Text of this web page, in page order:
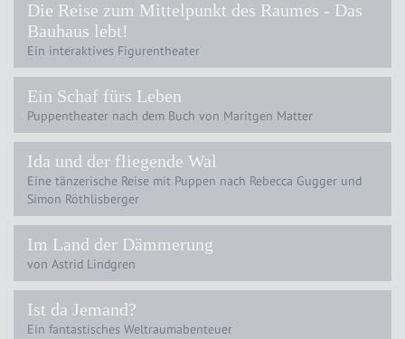
Die Reise zum Mittelpunkt des Raumes - Das
Bauhaus lebt!
Ein interaktives Figurentheater
Ein Schaf fürs Leben
Puppentheater nach dem Buch von Maritgen Matter
Ida und der fliegende Wal
Eine tänzerische Reise mit Puppen nach Rebecca Gugger und
Simon Röthlisberger
Im Land der Dämmerung
von Astrid Lindgren
Ist da Jemand?
Ein fantastisches Weltraumabenteuer